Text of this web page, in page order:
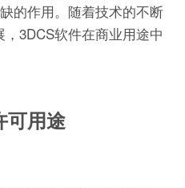
的作用。随着技术的不断
3DCS软件在商业用途中
可用途